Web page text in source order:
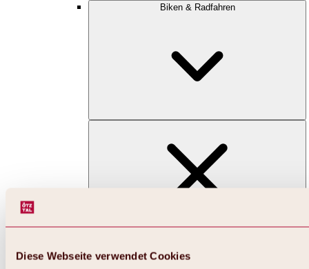
Diese Webseite verwendet Cookies
Biken & Radfahren